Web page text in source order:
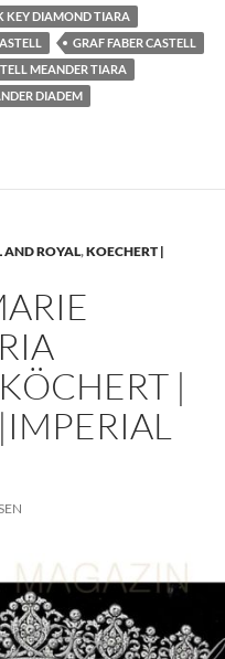
KEY DIAMOND TIARA
GRAF FABER CASTELL
MEANDER TIARA
DIADEM
AND ROYAL,KOECHERT |
|